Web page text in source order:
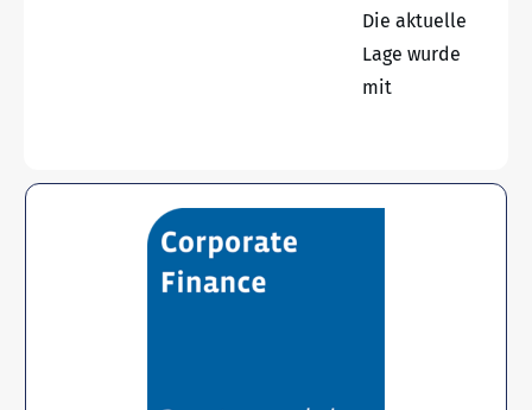
Die aktuelle
Lage wurde
mit